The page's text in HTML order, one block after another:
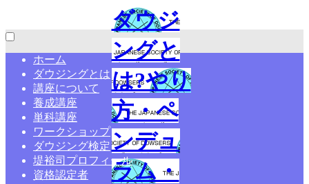
ダウジ
ングと
は?やり
方・ペ
ンデュ
ラム・
ホーム
ダウジングとは
講座について
養成講座
単科講座
ワークショップ
ダウジング検定
堤裕司プロフィール
資格認定者